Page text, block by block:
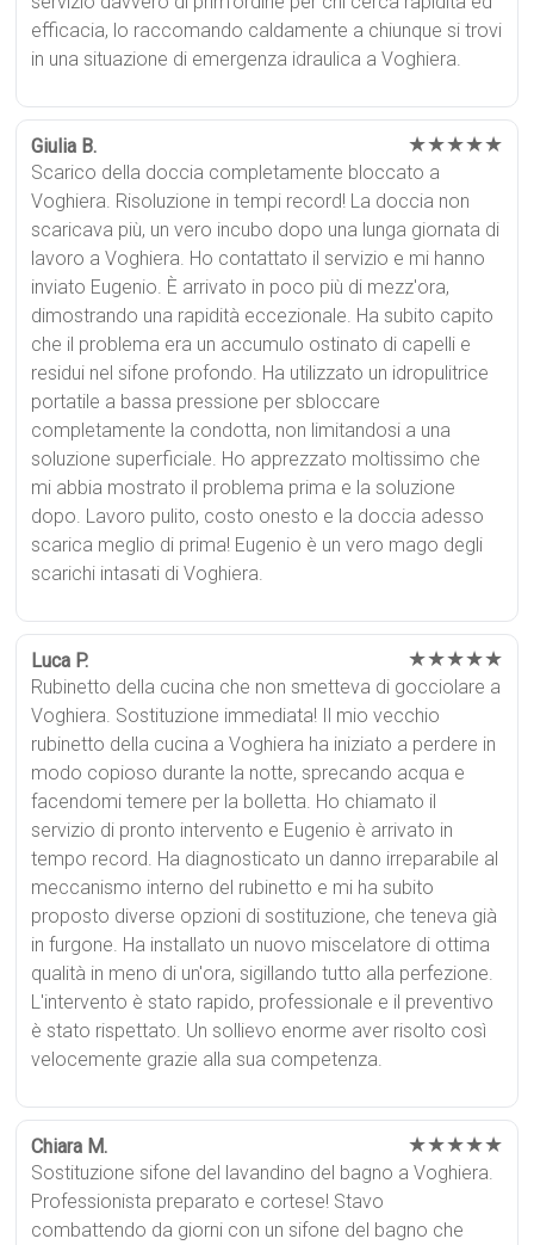
efficacia, lo raccomando caldamente a chiunque si trovi
in una situazione di emergenza idraulica a Voghiera.
Giulia B. ★★★★★
Scarico della doccia completamente bloccato a
Voghiera. Risoluzione in tempi record! La doccia non
scaricava più, un vero incubo dopo una lunga giornata di
lavoro a Voghiera. Ho contattato il servizio e mi hanno
inviato Eugenio. È arrivato in poco più di mezz'ora,
dimostrando una rapidità eccezionale. Ha subito capito
che il problema era un accumulo ostinato di capelli e
residui nel sifone profondo. Ha utilizzato un idropulitrice
portatile a bassa pressione per sbloccare
completamente la condotta, non limitandosi a una
soluzione superficiale. Ho apprezzato moltissimo che
mi abbia mostrato il problema prima e la soluzione
dopo. Lavoro pulito, costo onesto e la doccia adesso
scarica meglio di prima! Eugenio è un vero mago degli
scarichi intasati di Voghiera.
Luca P. ★★★★★
Rubinetto della cucina che non smetteva di gocciolare a
Voghiera. Sostituzione immediata! Il mio vecchio
rubinetto della cucina a Voghiera ha iniziato a perdere in
modo copioso durante la notte, sprecando acqua e
facendomi temere per la bolletta. Ho chiamato il
servizio di pronto intervento e Eugenio è arrivato in
tempo record. Ha diagnosticato un danno irreparabile al
meccanismo interno del rubinetto e mi ha subito
proposto diverse opzioni di sostituzione, che teneva già
in furgone. Ha installato un nuovo miscelatore di ottima
qualità in meno di un'ora, sigillando tutto alla perfezione.
L'intervento è stato rapido, professionale e il preventivo
è stato rispettato. Un sollievo enorme aver risolto così
velocemente grazie alla sua competenza.
Chiara M. ★★★★★
Sostituzione sifone del lavandino del bagno a Voghiera.
Professionista preparato e cortese! Stavo
combattendo da giorni con un sifone del bagno che